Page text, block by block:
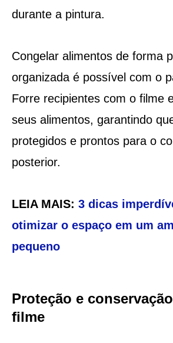
durante a pintura.
Congelar alimentos de forma
organizada é possível com o
Forre recipientes com o filme
seus alimentos, garantindo
protegidos e prontos para o
posterior.
LEIA MAIS: 3 dicas
otimizar o espaço em um
pequeno
Proteção e
filme